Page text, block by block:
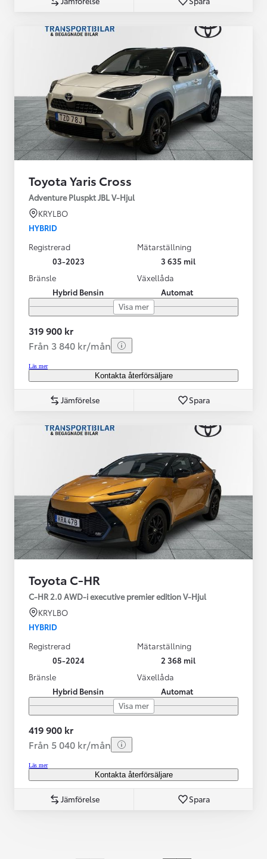
Toyota Yaris Cross
Adventure Pluspkt JBL V-Hjul
KRYLBO
HYBRID
Registrerad
03-2023
Mätarställning
3 635 mil
Bränsle
Hybrid Bensin
Växellåda
Automat
Visa mer
319 900 kr
Från 3 840 kr/mån
Läs mer
Kontakta återförsäljare
Jämförelse Spara
Toyota C-HR
C-HR 2.0 AWD-i executive premier edition V-Hjul
KRYLBO
HYBRID
Registrerad
05-2024
Mätarställning
2 368 mil
Bränsle
Hybrid Bensin
Växellåda
Automat
Visa mer
419 900 kr
Från 5 040 kr/mån
Läs mer
Kontakta återförsäljare
Jämförelse Spara